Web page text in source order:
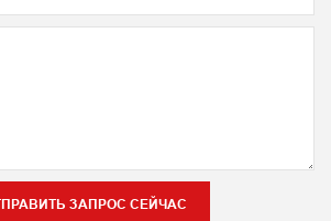
ЗАПРОС СЕЙЧАС